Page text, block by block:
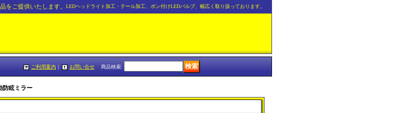
をご提供いたします。 LEDヘッドライト加工・テール加工、ポン付けLEDバルブ、幅広く取り扱っております。
ご利用案内 ｜ お問い合せ 商品検索:
防眩ミラー